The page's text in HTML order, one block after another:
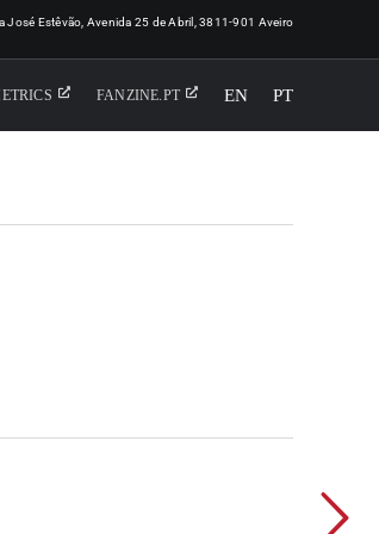
José Estêvão, Avenida 25 de Abril, 3811-901 Aveiro
FANZINE.PT EN PT